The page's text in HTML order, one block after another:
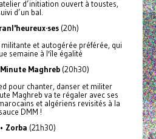
d’initiation ouvert à toustes,
d’un bal.
(20h)
et autogérée préférée, qui
semaine à l'île égalité
Maghreb (20h30)
pour chanter, danser et militer
Maghreb va te régaler avec ses
et algériens revisités à la
sauce DMM !
• Zorba (21h30)